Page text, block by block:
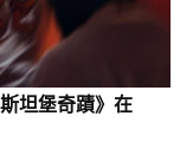
坦堡奇蹟》在